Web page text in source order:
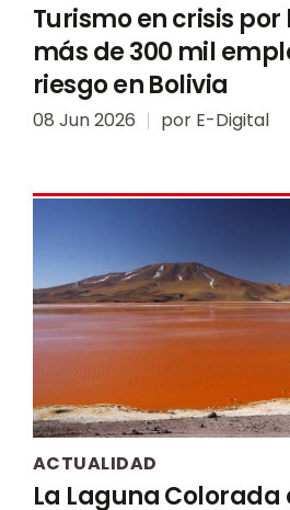
Turismo en crisis por
más de 300 mil
riesgo en Bolivia
08 Jun 2026 por E-Digital
ACTUALIDAD
La Laguna